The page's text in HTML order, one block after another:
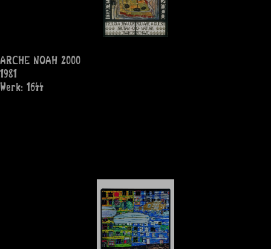
ARCHE NOAH 2000
1981
Werk: 1644